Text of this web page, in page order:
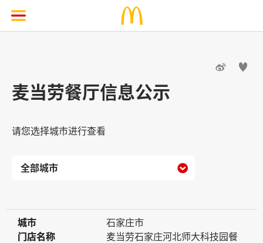
 
麦当劳餐厅信息公示
请您选择城市进行查看

城市
城市
石家庄市
门店名称
门店名称
麦当劳石家庄河北师大科技园餐